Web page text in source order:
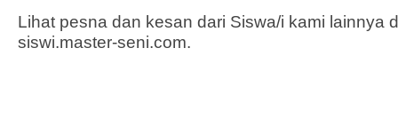
Lihat pesna dan kesan dari Siswa/i kami lainnya
siswi.master-seni.com.